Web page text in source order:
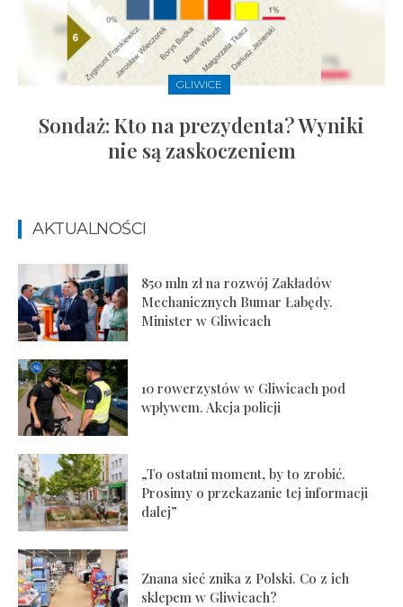
GLIWICE
Sondaż: Kto na prezydenta? Wyniki
nie są zaskoczeniem
AKTUALNOŚCI
850 mln zł na rozwój Zakładów
Mechanicznych Bumar Łabędy.
Minister w Gliwicach
10 rowerzystów w Gliwicach pod
wpływem. Akcja policji
„To ostatni moment, by to zrobić.
Prosimy o przekazanie tej informacji
dalej”
Znana sieć znika z Polski. Co z ich
sklepem w Gliwicach?